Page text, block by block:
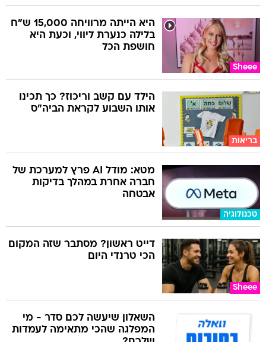
Sheee
היא הייתה מרוויחה 15,000 ש"ח
בלילה כנערת ליווי, וכעת היא
חושפת הכל
בריאות
הילד עם קשב וריכוז? כך תכינו
אותו השבוע לקראת הביה"ס
טכנולוגיה
מטא: מודל AI פרץ למערכת של
חברה אחרת במהלך בדיקות
אבטחה
Sheee
דייט ראשון? מסתבר שזה המקום
הכי טרנדי היום
השאלון שיעשה לכם סדר - מי
המפלגה שהכי מתאימה לעמדות